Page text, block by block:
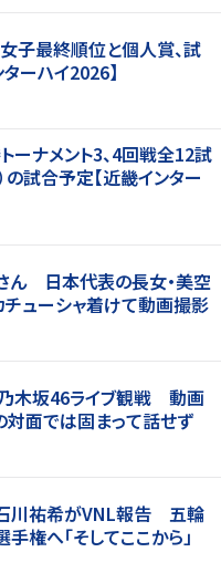
最終順位と個人賞、試
ーハイ2026】
ーナメント3、4回戦全12試
試合予定【近畿インター
ん 日本代表の長女・美空
ューシャ着けて動画撮影
乃木坂46ライブ観戦 動画
面では固まって話せず
川祐希がVNL報告 五輪
権へ「そしてここから」